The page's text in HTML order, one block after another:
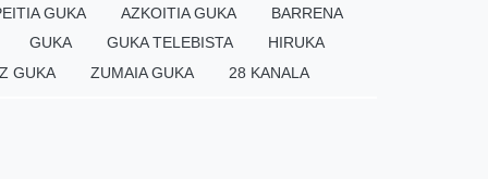
GUKA AZKOITIA GUKA
BARRENA
GUKA
GUKA TELEBISTA
HIRUKA
GUKA
ZUMAIA GUKA 28 KANALA